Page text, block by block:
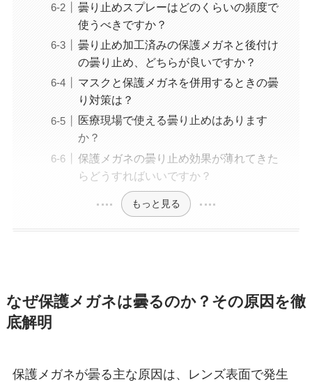
曇り止めスプレーはどのくらいの頻度で
使うべきですか？
曇り止め加工済みの保護メガネと後付け
の曇り止め、どちらが良いですか？
マスクと保護メガネを併用するときの曇
り対策は？
医療現場で使える曇り止めはあります
か？
保護メガネの曇り止め効果が薄れてきた
らどうすればいいですか？
もっと見る
なぜ保護メガネは曇るのか？その原因を徹
底解明
保護メガネが曇る主な原因は、レンズ表面で発生